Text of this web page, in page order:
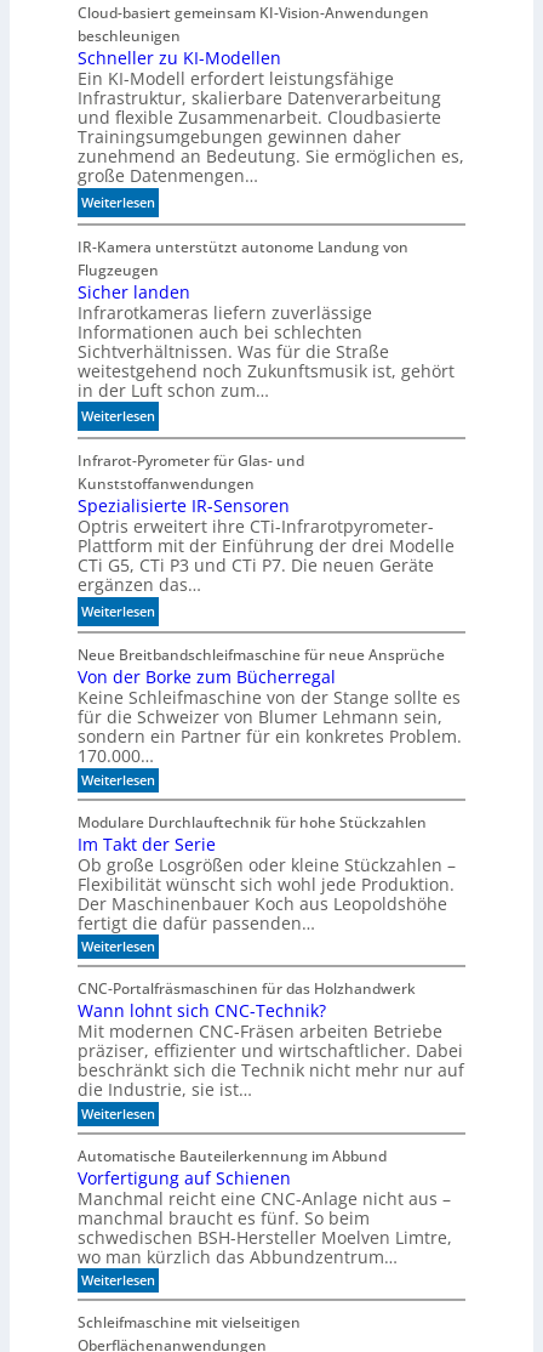
e
n
n
d
i
e
K
I
m
i
t
d
e
n
k
t
Cloud-basiert gemeinsam KI-Vision-Anwendungen
beschleunigen
Schneller zu KI-Modellen
Ein KI-Modell erfordert leistungsfähige
Infrastruktur, skalierbare Datenverarbeitung
und flexible Zusammenarbeit. Cloudbasierte
Trainingsumgebungen gewinnen daher
zunehmend an Bedeutung. Sie ermöglichen es,
große Datenmengen…
Weiterlesen:
S
c
h
n
e
l
l
e
r
z
u
K
I
-
M
o
d
e
l
l
e
n
IR-Kamera unterstützt autonome Landung von
Flugzeugen
Sicher landen
Infrarotkameras liefern zuverlässige
Informationen auch bei schlechten
Sichtverhältnissen. Was für die Straße
weitestgehend noch Zukunftsmusik ist, gehört
in der Luft schon zum…
Weiterlesen:
S
i
c
h
e
r
l
a
n
d
e
n
Infrarot-Pyrometer für Glas- und
Kunststoffanwendungen
Spezialisierte IR-Sensoren
Optris erweitert ihre CTi-Infrarotpyrometer-
Plattform mit der Einführung der drei Modelle
CTi G5, CTi P3 und CTi P7. Die neuen Geräte
ergänzen das…
Weiterlesen:
S
p
e
z
a
i
s
i
e
t
e
I
R
-
e
n
s
o
r
e
n
Neue Breitbandschleifmaschine für neue Ansprüche
Von der Borke zum Bücherregal
Keine Schleifmaschine von der Stange sollte es
für die Schweizer von Blumer Lehmann sein,
sondern ein Partner für ein konkretes Problem.
170.000…
Weiterlesen:
V
n
d
e
r
B
o
r
k
e
z
u
m
B
ü
c
h
e
r
r
e
a
l
Modulare Durchlauftechnik für hohe Stückzahlen
Im Takt der Serie
Ob große Losgrößen oder kleine Stückzahlen –
Flexibilität wünscht sich wohl jede Produktion.
Der Maschinenbauer Koch aus Leopoldshöhe
fertigt die dafür passenden…
Weiterlesen:
I
m
T
a
k
t
d
e
r
S
e
r
i
e
CNC-Portalfräsmaschinen für das Holzhandwerk
Wann lohnt sich CNC-Technik?
Mit modernen CNC-Fräsen arbeiten Betriebe
präziser, effizienter und wirtschaftlicher. Dabei
beschränkt sich die Technik nicht mehr nur auf
die Industrie, sie ist…
Weiterlesen:
W
n
n
l
o
h
n
t
s
i
h
Automatische Bauteilerkennung im Abbund
Vorfertigung auf Schienen
Manchmal reicht eine CNC-Anlage nicht aus –
manchmal braucht es fünf. So beim
schwedischen BSH-Hersteller Moelven Limtre,
wo man kürzlich das Abbundzentrum…
Weiterlesen:
V
o
r
f
Schleifmaschine mit vielseitigen
Oberflächenanwendungen